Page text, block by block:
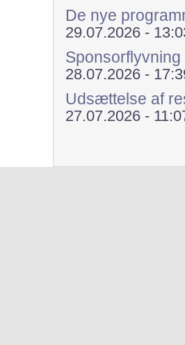
De nye
29.07.2026 -
28.07.2026 -
Udsættelse af
27.07.2026 -